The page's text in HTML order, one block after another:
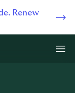
Renew